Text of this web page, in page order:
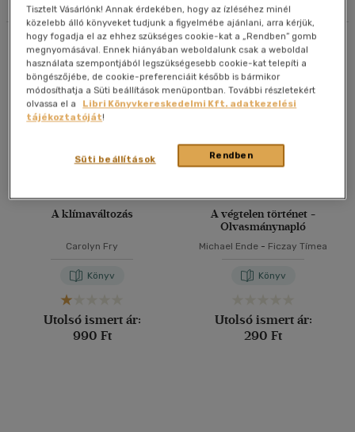
40 db / oldal
Alkalmaz
Összesen5db
A klímaváltozás
Carolyn Fry
Könyv
Utolsó ismert ár:
990 Ft
A végtelen történet -
Olvasmánynapló
Michael Ende - Ficzay Tímea
Könyv
Utolsó ismert ár:
290 Ft
Tisztelt Vásárlónk! Annak érdekében, hogy az ízléséhez minél
közelebb álló könyveket tudjunk a figyelmébe ajánlani, arra kérjük,
hogy fogadja el az ehhez szükséges cookie-kat a „Rendben” gomb
megnyomásával. Ennek hiányában weboldalunk csak a weboldal
használata szempontjából legszükségesebb cookie-kat telepíti a
böngészőjébe, de cookie-preferenciáit később is bármikor
módosíthatja a Süti beállítások menüpontban. További részletekért
olvassa el a
Libri Könyvkereskedelmi Kft. adatkezelési
tájékoztatóját!
Rendben
Süti beállítások